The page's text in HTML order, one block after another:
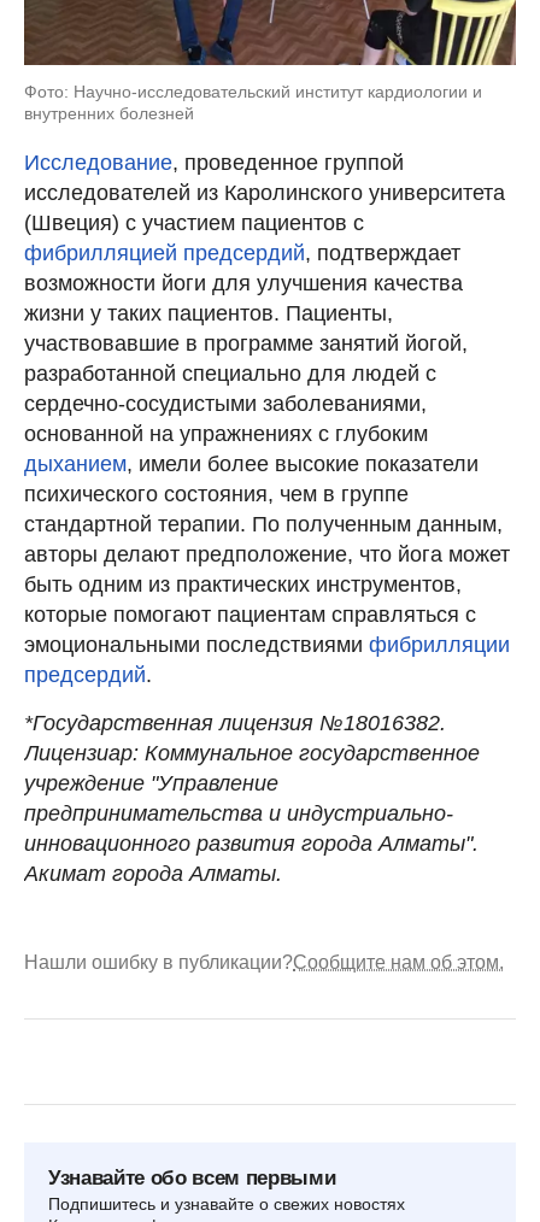
Фото: Научно-исследовательский институт кардиологии и
внутренних болезней
Исследование, проведенное группой
исследователей из Каролинского университета
(Швеция) с участием пациентов с
фибрилляцией предсердий, подтверждает
возможности йоги для улучшения качества
жизни у таких пациентов. Пациенты,
участвовавшие в программе занятий йогой,
разработанной специально для людей с
сердечно-сосудистыми заболеваниями,
основанной на упражнениях с глубоким
дыханием, имели более высокие показатели
психического состояния, чем в группе
стандартной терапии. По полученным данным,
авторы делают предположение, что йога может
быть одним из практических инструментов,
которые помогают пациентам справляться с
эмоциональными последствиями фибрилляции
предсердий.
*Государственная лицензия №18016382.
Лицензиар: Коммунальное государственное
учреждение "Управление
предпринимательства и индустриально-
инновационного развития города Алматы".
Акимат города Алматы.
Нашли ошибку в публикации?Сообщите нам об этом.
Узнавайте обо всем первыми
Подпишитесь и узнавайте о свежих новостях